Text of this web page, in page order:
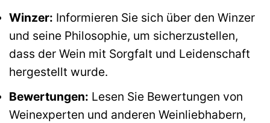
Winzer: Informieren Sie sich über den Winzer
und seine Philosophie, um sicherzustellen,
dass der Wein mit Sorgfalt und Leidenschaft
hergestellt wurde.
Bewertungen: Lesen Sie Bewertungen von
Weinexperten und anderen Weinliebhabern,